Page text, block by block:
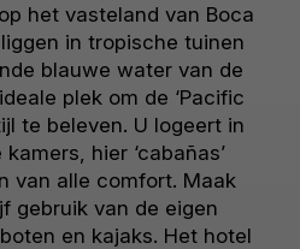
het vasteland van Boca
in tropische tuinen
blauwe water van de
plek om de ‘Pacific
te beleven. U logeert in
hier ‘cabañas’
van alle comfort. Maak
gebruik van de eigen
en kajaks. Het hotel